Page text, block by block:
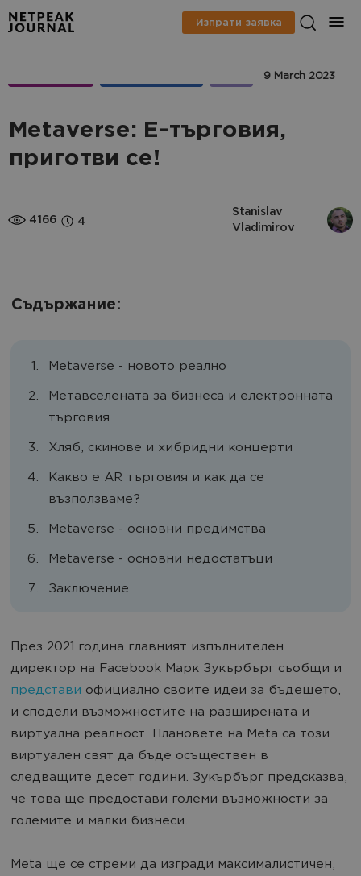
Изпрати заявка
9 March 2023
Metaverse: E-търговия,
приготви се!
4166 4
Stanislav
Vladimirov
Съдържание:
Metaverse - новото реално
Метавселената за бизнеса и електронната
търговия
Хляб, скинове и хибридни концерти
Какво е AR търговия и как да се
възползваме?
Metaverse - основни предимства
Metaverse - основни недостатъци
Заключение
През 2021 година главният изпълнителен
директор на Facebook Марк Зукърбърг съобщи и
представи официално своите идеи за бъдещето,
и сподели възможностите на разширената и
виртуална реалност. Плановете на Meta са този
виртуален свят да бъде осъществен в
следващите десет години. Зукърбърг предсказва,
че това ще предостави големи възможности за
големите и малки бизнеси.
Meta ще се стреми да изгради максималистичен,